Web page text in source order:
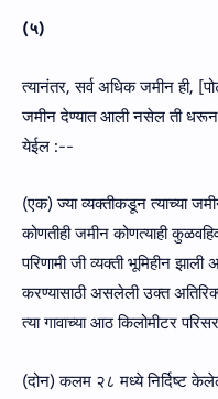
(५)
त्यानंतर, सर्व अधिक जमीन ही,
जमीन देण्यात आली नसेल ती
येईल :--
(एक) ज्या व्यक्तीकडून त्याच्या
कोणतीही जमीन कोणत्याही
परिणामी जी व्यक्ती भूमिहीन
करण्यासाठी असलेली उक्त
त्या गावाच्या आठ किलोमीटर
(दोन) कलम २८ मध्ये निर्दिष्ट